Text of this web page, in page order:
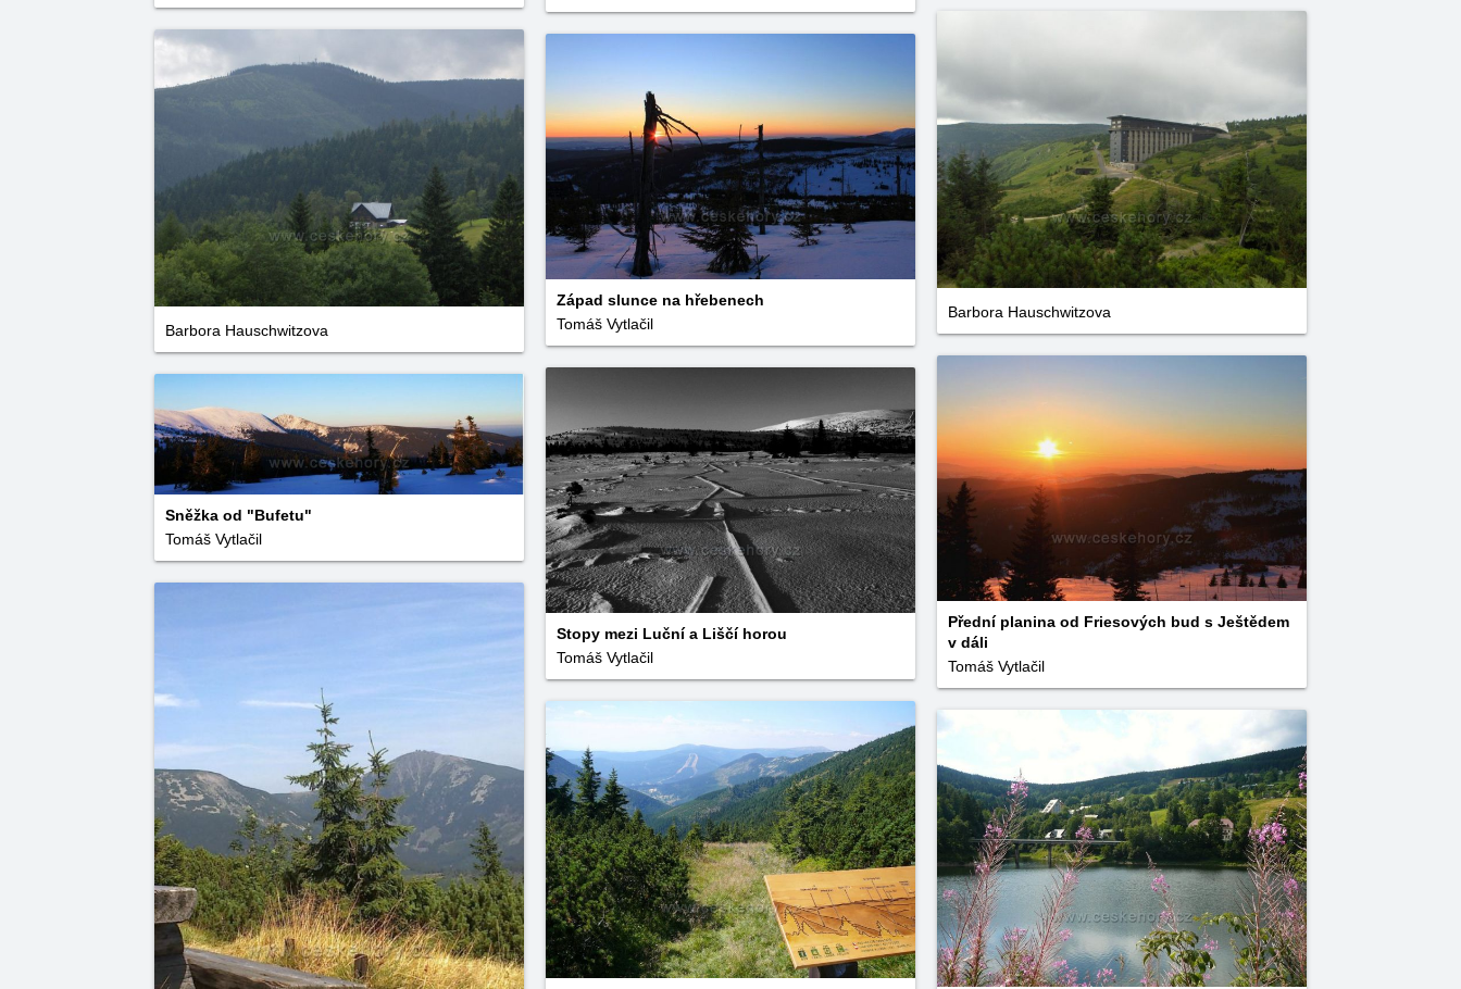
Barbora Hauschwitzova
Barbora Hauschwitzova
Západ slunce na hřebenech
Tomáš Vytlačil
Přední planina od Friesových bud s Ještědem
v dáli
Tomáš Vytlačil
Stopy mezi Luční a Liščí horou
Tomáš Vytlačil
Sněžka od "Bufetu"
Tomáš Vytlačil